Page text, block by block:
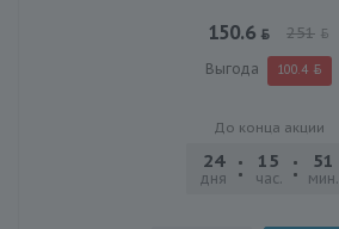
150.6 251
Выгода 100.4
До конца акции
24
дня
15
час.
51
мин.